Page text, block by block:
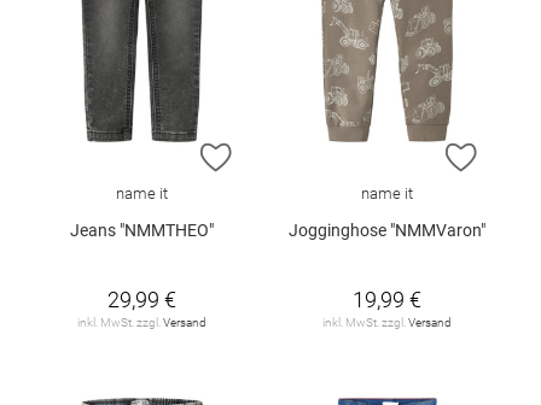
ZUR WUNSCHLISTE HINZUFÜGEN
name it
Jeans "NMMTHEO"
29,99 €
inkl. MwSt. zzgl.Versand
ZUR
name it
Jogginghose "NMMVaron"
19,99 €
inkl. MwSt. zzgl.Versand